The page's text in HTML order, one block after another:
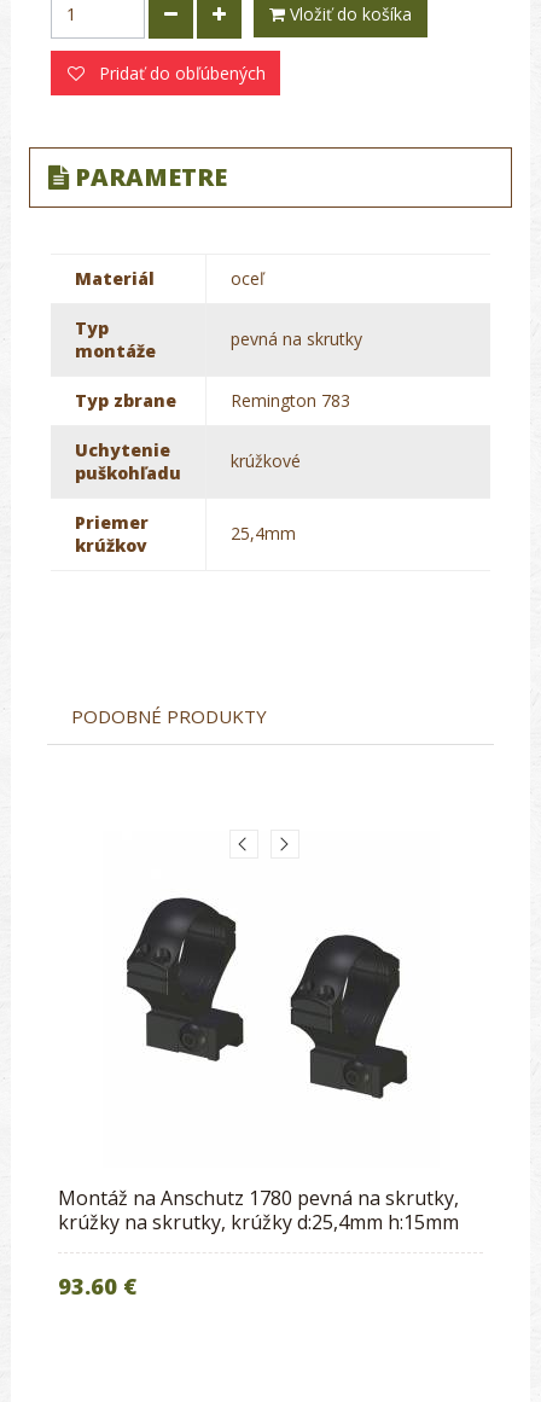
Vložiť do košíka
Pridať do obľúbených
PARAMETRE
Materiál oceľ
Typ
montáže
pevná na skrutky
Typ zbrane Remington 783
Uchytenie
puškohľadu
krúžkové
Priemer
krúžkov
25,4mm
PODOBNÉ PRODUKTY
Montáž na Anschutz 1780 pevná na skrutky,
krúžky na skrutky, krúžky d:25,4mm h:15mm
93.60 €